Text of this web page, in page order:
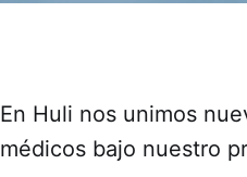
En Huli nos unimos
médicos bajo nuestro